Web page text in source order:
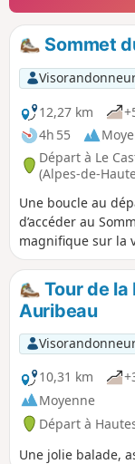
Sommet
12,27 km
4h 55
Départ à Le
(Alpes-de-
Une boucle au
d’accéder au
magnifique sur la
Monges. Le
et passages en
Tour de
Auribeau
10,31 km
Moyenne
Départ à
Une jolie balade,